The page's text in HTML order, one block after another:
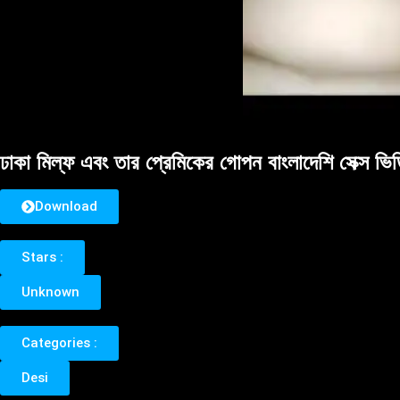
ঢাকা মিল্ফ এবং তার প্রেমিকের গোপন বাংলাদেশি সেক্স
Download
Stars :
Unknown
Categories :
Desi